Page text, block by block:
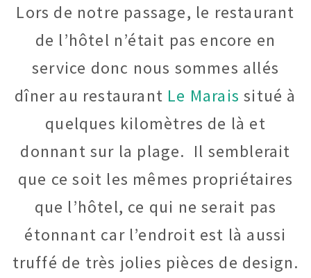
Lors de notre passage, le restaurant
de l’hôtel n’était pas encore en
service donc nous sommes allés
dîner au restaurant Le Marais situé à
quelques kilomètres de là et
donnant sur la plage. Il semblerait
que ce soit les mêmes propriétaires
que l’hôtel, ce qui ne serait pas
étonnant car l’endroit est là aussi
truffé de très jolies pièces de design.